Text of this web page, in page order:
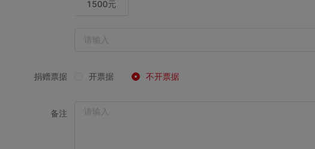
1500元
捐赠票据 开票据 不开票据
备注